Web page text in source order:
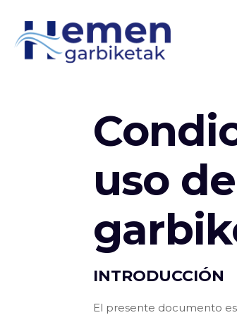
uso
INTRODUCCIÓN
El presente documento